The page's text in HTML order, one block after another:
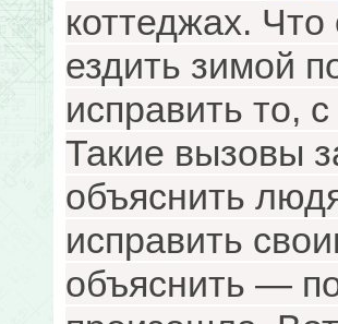
коттеджах.
ездить зимой
исправить то,
Такие вызовы
объяснить
исправить
объяснить —